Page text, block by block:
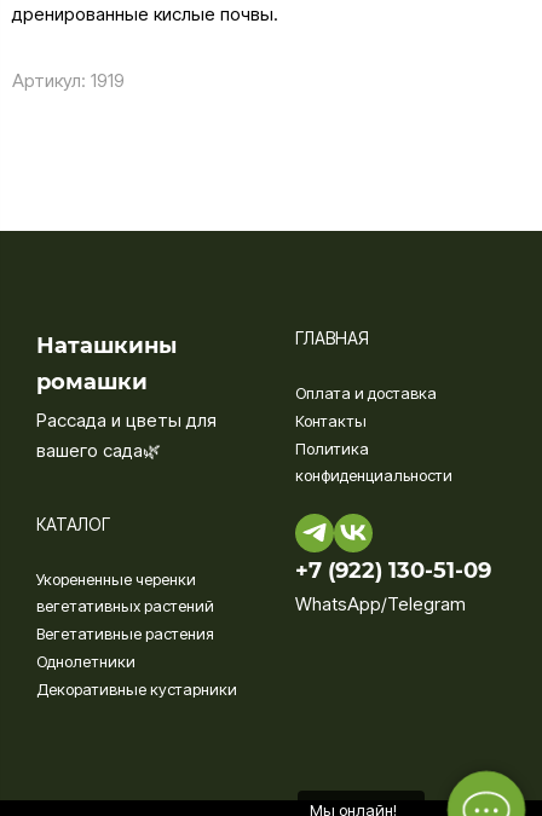
дренированные кислые почвы.
Артикул: 1919
Наташкины
ромашки
Рассада и цветы для
вашего сада🌿
ГЛАВНАЯ
Оплата и доставка
Контакты
Политика
конфиденциальности
КАТАЛОГ
Укорененные черенки
вегетативных растений
Вегетативные растения
Однолетники
Декоративные кустарники
+7 (922) 130-51-09‬
WhatsApp/Telegram
Мы онлайн!